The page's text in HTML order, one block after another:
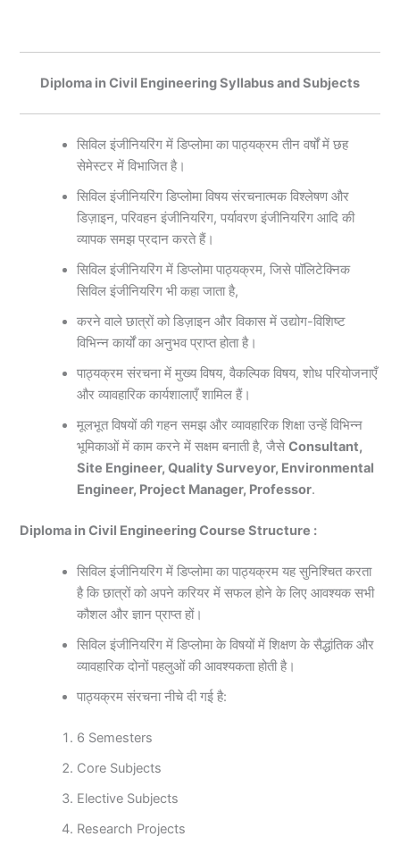
Diploma in Civil Engineering Syllabus and Subjects
सिविल इंजीनियरिंग में डिप्लोमा का पाठ्यक्रम तीन वर्षों में छह
सेमेस्टर में विभाजित है।
सिविल इंजीनियरिंग डिप्लोमा विषय संरचनात्मक विश्लेषण और
डिज़ाइन, परिवहन इंजीनियरिंग, पर्यावरण इंजीनियरिंग आदि की
व्यापक समझ प्रदान करते हैं।
सिविल इंजीनियरिंग में डिप्लोमा पाठ्यक्रम, जिसे पॉलिटेक्निक
सिविल इंजीनियरिंग भी कहा जाता है,
करने वाले छात्रों को डिज़ाइन और विकास में उद्योग-विशिष्ट
विभिन्न कार्यों का अनुभव प्राप्त होता है।
पाठ्यक्रम संरचना में मुख्य विषय, वैकल्पिक विषय, शोध परियोजनाएँ
और व्यावहारिक कार्यशालाएँ शामिल हैं।
मूलभूत विषयों की गहन समझ और व्यावहारिक शिक्षा उन्हें विभिन्न
भूमिकाओं में काम करने में सक्षम बनाती है, जैसेConsultant,
Site Engineer, Quality Surveyor, Environmental
Engineer, Project Manager, Professor.
Diploma in Civil Engineering Course Structure :
सिविल इंजीनियरिंग में डिप्लोमा का पाठ्यक्रम यह सुनिश्चित करता
है कि छात्रों को अपने करियर में सफल होने के लिए आवश्यक सभी
कौशल और ज्ञान प्राप्त हों।
सिविल इंजीनियरिंग में डिप्लोमा के विषयों में शिक्षण के सैद्धांतिक और
व्यावहारिक दोनों पहलुओं की आवश्यकता होती है।
पाठ्यक्रम संरचना नीचे दी गई है:
6 Semesters
Core Subjects
Elective Subjects
Research Projects